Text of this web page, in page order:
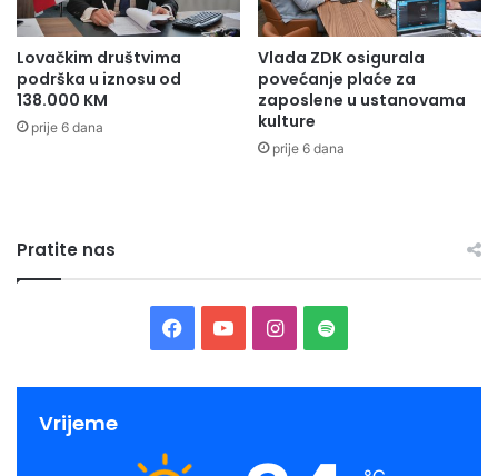
Lovačkim društvima
podrška u iznosu od
138.000 KM
prije 6 dana
Vlada ZDK osigurala
povećanje plaće za
zaposlene u ustanovama
kulture
prije 6 dana
Pratite nas
Facebook
YouTubeInstagram
Spotify
Vrijeme